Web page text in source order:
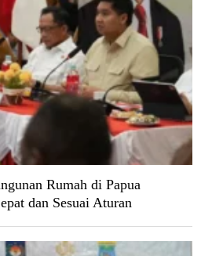
Rumah di Papua
dan Sesuai Aturan